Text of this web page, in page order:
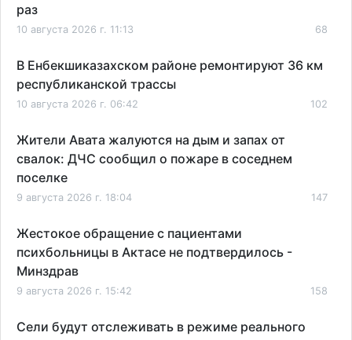
раз
10 августа 2026 г. 11:13 68
В Енбекшиказахском районе ремонтируют 36 км
республиканской трассы
10 августа 2026 г. 06:42 102
Жители Авата жалуются на дым и запах от
свалок: ДЧС сообщил о пожаре в соседнем
поселке
9 августа 2026 г. 18:04 147
Жестокое обращение с пациентами
психбольницы в Актасе не подтвердилось -
Минздрав
9 августа 2026 г. 15:42 158
Сели будут отслеживать в режиме реального